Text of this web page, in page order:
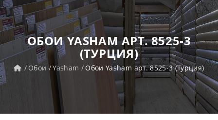
ОБОИ YASHAM АРТ. 8525-3
(ТУРЦИЯ)
Обои Yasham Обои Yasham арт. 8525-3 (Турция)